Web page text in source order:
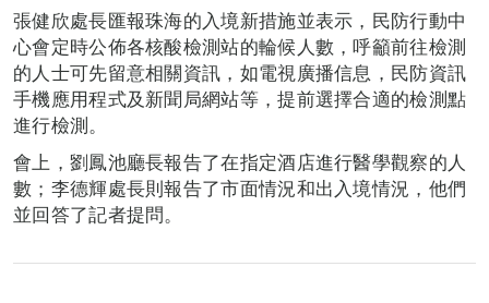
張健欣處長匯報珠海的入境新措施並表示，民防行動中
心會定時公佈各核酸檢測站的輪候人數，呼籲前往檢測
的人士可先留意相關資訊，如電視廣播信息，民防資訊
手機應用程式及新聞局網站等，提前選擇合適的檢測點
進行檢測。
會上，劉鳳池廳長報告了在指定酒店進行醫學觀察的人
數；李德輝處長則報告了市面情況和出入境情況，他們
並回答了記者提問。